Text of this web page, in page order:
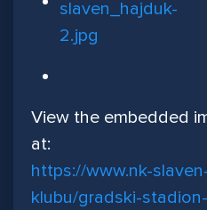
View the embedded
at:
https://www.nk-
klubu/gradski-